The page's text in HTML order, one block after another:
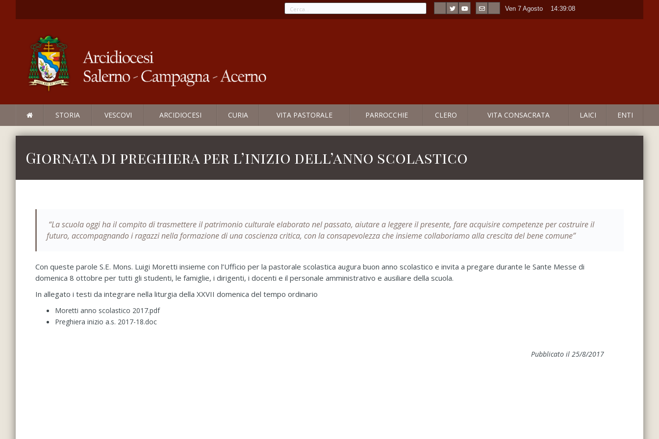
Ven 7 Agosto 14:39:08
STORIA VESCOVI ARCIDIOCESI CURIA VITA PASTORALE PARROCCHIE CLERO VITA CONSACRATA LAICI ENTI
Giornata di preghiera per l’inizio dell’anno scolastico
“La scuola oggi ha il compito di trasmettere il patrimonio culturale elaborato nel passato, aiutare a leggere il presente, fare acquisire competenze per costruire il
futuro, accompagnando i ragazzi nella formazione di una coscienza critica, con la consapevolezza che insieme collaboriamo alla crescita del bene comune”
Con queste parole S.E. Mons. Luigi Moretti insieme con l’Ufficio per la pastorale scolastica augura buon anno scolastico e invita a pregare durante le Sante Messe di
domenica 8 ottobre per tutti gli studenti, le famiglie, i dirigenti, i docenti e il personale amministrativo e ausiliare della scuola.
In allegato i testi da integrare nella liturgia della XXVII domenica del tempo ordinario
Moretti anno scolastico 2017.pdf
Preghiera inizio a.s. 2017-18.doc
Pubblicato il 25/8/2017